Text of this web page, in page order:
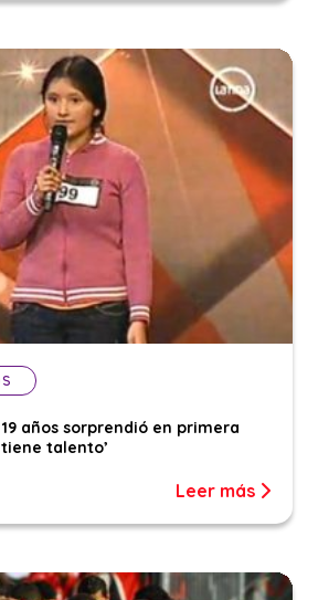
19 años sorprendió en primera
talento’
Leer más